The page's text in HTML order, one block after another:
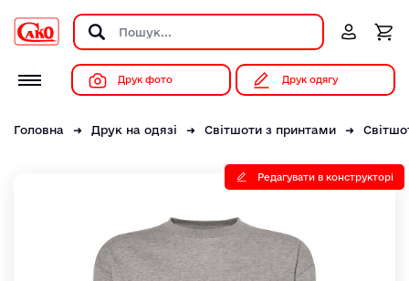
Друк фото Друк одягу
Головна Друк на одязі Світшоти з принтами
Редагувати в конструкторі